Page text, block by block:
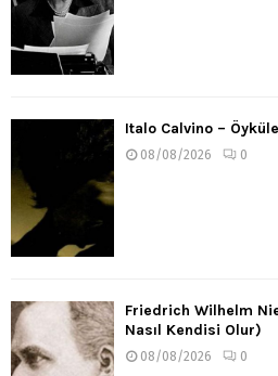
Italo Calvino –
08/08/2026 0
Friedrich Wilhelm
Nasıl Kendisi Olur)
08/08/2026 0